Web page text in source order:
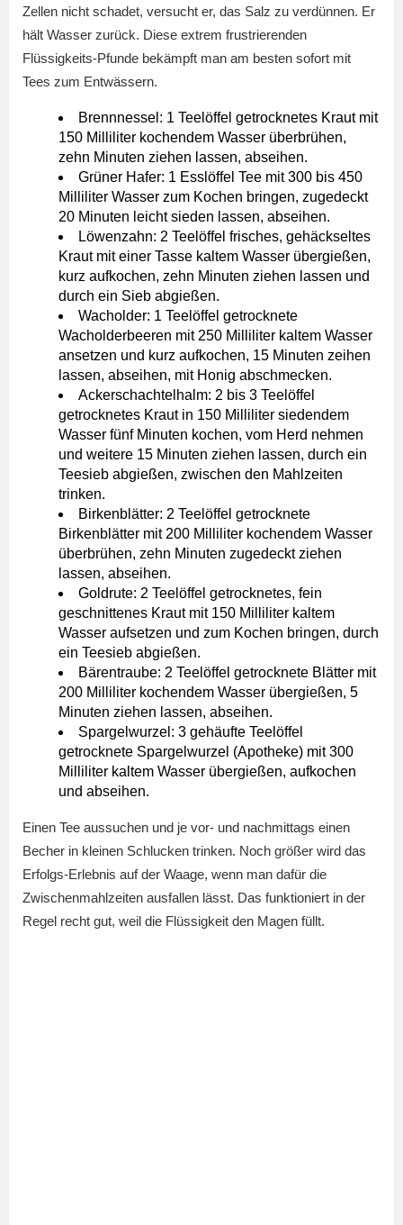
Zellen nicht schadet, versucht er, das Salz zu verdünnen. Er
hält Wasser zurück. Diese extrem frustrierenden
Flüssigkeits-Pfunde bekämpft man am besten sofort mit
Tees zum Entwässern.
Brennnessel: 1 Teelöffel getrocknetes Kraut mit
150 Milliliter kochendem Wasser überbrühen,
zehn Minuten ziehen lassen, abseihen.
Grüner Hafer: 1 Esslöffel Tee mit 300 bis 450
Milliliter Wasser zum Kochen bringen, zugedeckt
20 Minuten leicht sieden lassen, abseihen.
Löwenzahn: 2 Teelöffel frisches, gehäckseltes
Kraut mit einer Tasse kaltem Wasser übergießen,
kurz aufkochen, zehn Minuten ziehen lassen und
durch ein Sieb abgießen.
Wacholder: 1 Teelöffel getrocknete
Wacholderbeeren mit 250 Milliliter kaltem Wasser
ansetzen und kurz aufkochen, 15 Minuten zeihen
lassen, abseihen, mit Honig abschmecken.
Ackerschachtelhalm: 2 bis 3 Teelöffel
getrocknetes Kraut in 150 Milliliter siedendem
Wasser fünf Minuten kochen, vom Herd nehmen
und weitere 15 Minuten ziehen lassen, durch ein
Teesieb abgießen, zwischen den Mahlzeiten
trinken.
Birkenblätter: 2 Teelöffel getrocknete
Birkenblätter mit 200 Milliliter kochendem Wasser
überbrühen, zehn Minuten zugedeckt ziehen
lassen, abseihen.
Goldrute: 2 Teelöffel getrocknetes, fein
geschnittenes Kraut mit 150 Milliliter kaltem
Wasser aufsetzen und zum Kochen bringen, durch
ein Teesieb abgießen.
Bärentraube: 2 Teelöffel getrocknete Blätter mit
200 Milliliter kochendem Wasser übergießen, 5
Minuten ziehen lassen, abseihen.
Spargelwurzel: 3 gehäufte Teelöffel
getrocknete Spargelwurzel (Apotheke) mit 300
Milliliter kaltem Wasser übergießen, aufkochen
und abseihen.
Einen Tee aussuchen und je vor- und nachmittags einen
Becher in kleinen Schlucken trinken. Noch größer wird das
Erfolgs-Erlebnis auf der Waage, wenn man dafür die
Zwischenmahlzeiten ausfallen lässt. Das funktioniert in der
Regel recht gut, weil die Flüssigkeit den Magen füllt.